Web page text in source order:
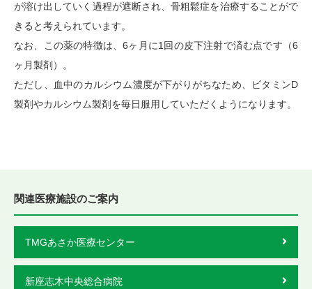
が溶け出していく過程が遮断され、骨粗鬆症を治療することがで
きると考えられています。
なお、この薬の特徴は、6ヶ月に1回の皮下注射で済む点です（6
ヶ月製剤）。
ただし、血中のカルシウム濃度が下がりがちなため、ビタミンD
製剤やカルシウム製剤を毎日服用していただくようになります。
関連医療施設のご案内
TMGあさか医療センター
新座志木中央総合病院